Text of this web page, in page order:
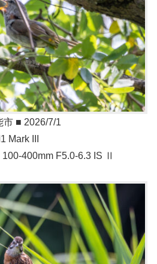
市 ■ 2026/7/1
Mark III
400mm F5.0-6.3 IS Ⅱ